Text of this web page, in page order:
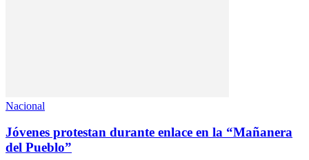
Nacional
Jóvenes protestan durante enlace en la “Mañanera
del Pueblo”